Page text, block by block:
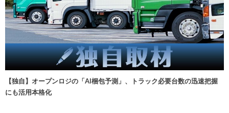
【独自】オープンロジの「AI梱包予測」、トラック必要台数の迅速把握
にも活用本格化